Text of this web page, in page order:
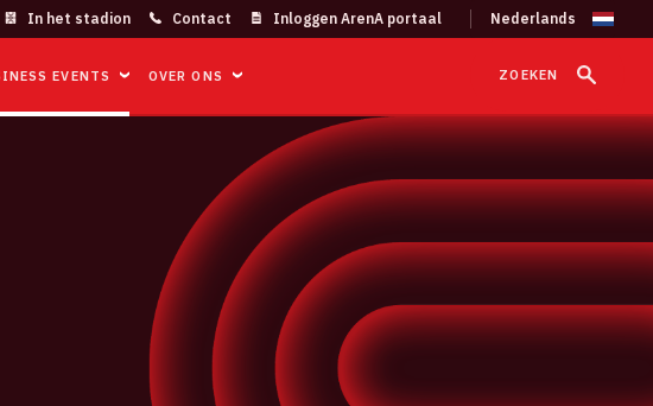
In het stadion Contact Inloggen ArenA portaal
EVENTS OVER ONS ZOEKEN